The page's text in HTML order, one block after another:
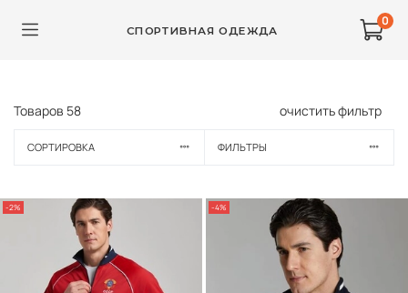
СПОРТИВНАЯ ОДЕЖДА
0
Товаров 58 очистить фильтр
СОРТИРОВКА ФИЛЬТРЫ
-2% -4%